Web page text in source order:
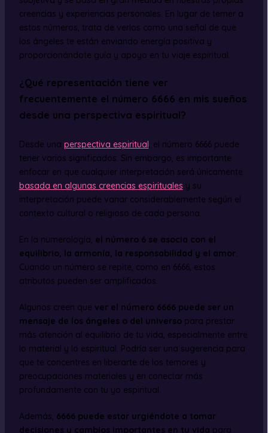
creencias y experiencias personales. En lugar de temer a
estos números, trata de verlos como una señal de que
los ángeles te están enviando energía positiva y
proporcionándote guía y apoyo en tu viaje espiritual.
¿Qué representación tiene ver
frecuentemente el número 6666 en mis sueños
desde una perspectiva espiritual?
Desde una perspectiva espiritual, el número 6666 puede
tener varios significados. Sin embargo, es importante
enfocar en que cualquier interpretación será únicamente
basada en algunas creencias espirituales y su
interpretación puede variar considerablemente según el
contexto cultural o religioso de cada persona.
En la numerología, el número 6 se asocia con el
equilibrio, la armonía, la responsabilidad y el amor.
Cuando un número se repite, como en 6666, estos
atributos pueden ser amplificados.
Algunos creen que ver el número 6666 puede ser un
mensaje de los ángeles o del universopara prestar
más atención al equilibrio de tu vida, especialmente entre
lo material y lo espiritual. Podría ser una sugerencia para
que te concentres en liberarte de los temores y
preocupaciones materiales y en conectar más
profundamente con tu yo espiritual.
Además, 6666 puede estar urgiéndote a tomar
decisiones y cambios importantes en tu vida para